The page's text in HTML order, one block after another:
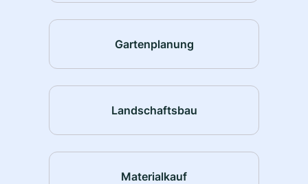
Gartenplanung
Landschaftsbau
Materialkauf